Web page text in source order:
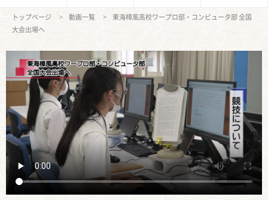
トップページ 動画一覧
東海樟風高校ワープロ部・コンピュータ部 全国
大会出場へ